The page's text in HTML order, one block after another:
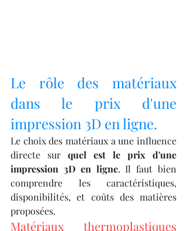
Le rôle des matériaux
dans le prix d'une
impression 3D en ligne.
Le choix des matériaux a une influence
directe sur quel est le prix d'une
impression 3D en ligne. Il faut bien
comprendre les caractéristiques,
disponibilités, et coûts des matières
proposées.
Matériaux thermoplastiques